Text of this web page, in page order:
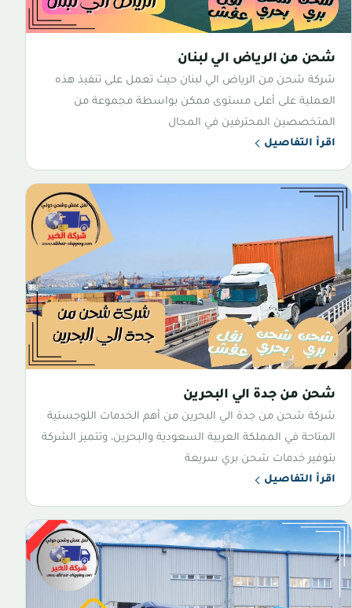
شحن من الرياض الي لبنان
شركة شحن من الرياض الي لبنان حيث تعمل على تنفيذ هذه
العملية على أعلى مستوى ممكن بواسطة مجموعة من
المتخصصين المحترفين في المجال
اقرأ التفاصيل
شحن من جدة الي البحرين
شركة شحن من جدة الي البحرين من أهم الخدمات اللوجستية
المتاحة في المملكة العربية السعودية والبحرين، وتتميز الشركة
بتوفير خدمات شحن بري سريعة
اقرأ التفاصيل